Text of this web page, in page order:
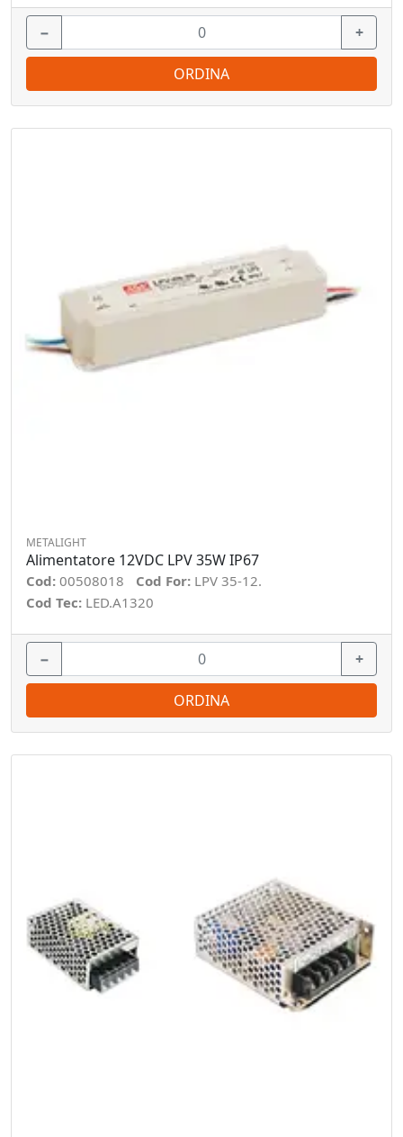
− +
ORDINA
METALIGHT
Alimentatore 12VDC LPV 35W IP67
Cod: 00508018 Cod For: LPV 35-12.
Cod Tec: LED.A1320
− +
ORDINA